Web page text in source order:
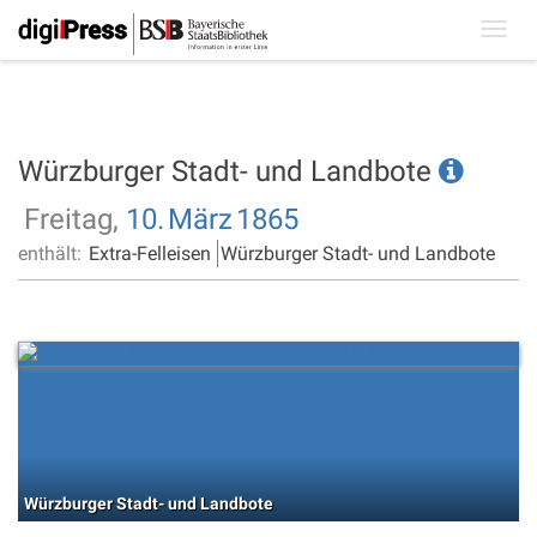
Würzburger Stadt- und Landbote
Freitag, 10. März 1865
enthält: Extra-Felleisen Würzburger Stadt- und Landbote
Würzburger Stadt- und Landbote